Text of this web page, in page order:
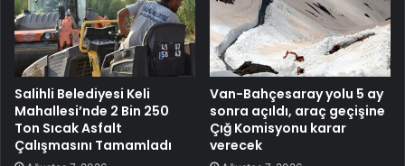
Salihli Belediyesi Keli
Mahallesi’nde 2 Bin 250
Ton Sıcak Asfalt
Çalışmasını Tamamladı
Van-Bahçesaray yolu 5 ay
sonra açıldı, araç geçişine
Çığ Komisyonu karar
verecek